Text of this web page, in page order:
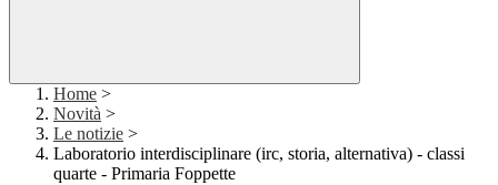
Home >
Novità >
Le notizie >
Laboratorio interdisciplinare (irc, storia, alternativa) - classi
quarte - Primaria Foppette